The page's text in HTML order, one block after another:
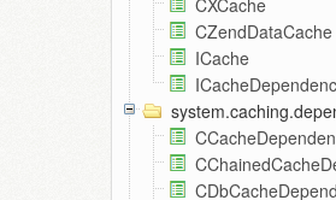
CXCache
CZendDataCache
ICache